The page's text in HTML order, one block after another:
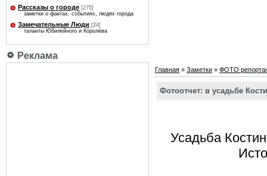
Рассказы о городе [275]
заметки о фактах, событиях, людях города
Замечательные Люди [24]
таланты Юбилейного и Королёва
Реклама
Главная » Заметки » ФОТО
Фотоотчет: в усадьбе
Усадьба